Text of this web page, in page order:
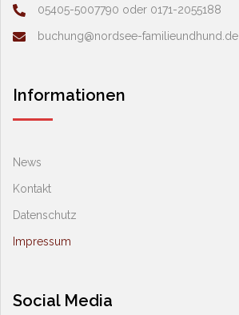
05405-5007790 oder 0171-2055188
buchung@nordsee-familieundhund.de
Informationen
News
Kontakt
Datenschutz
Impressum
Social Media